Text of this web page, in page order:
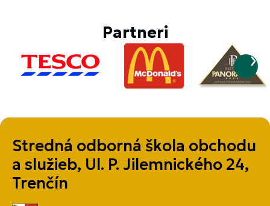
Partneri
Stredná odborná škola obchodu
a služieb, Ul. P. Jilemnického 24,
Trenčín